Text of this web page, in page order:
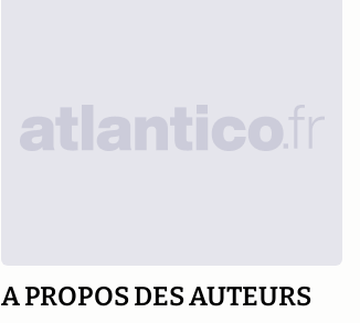
A PROPOS DES AUTEURS